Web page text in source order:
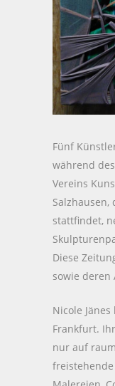
Fünf
während
Vereins
Salzhausen,
stattfindet,
Diese
sowie deren
Nicole
Frankfurt.
nur auf
freistehende